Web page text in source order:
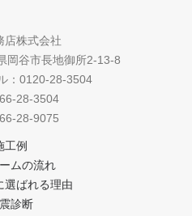
店株式会社
谷市長地御所2-13-8
：0120-28-3504
28-3504
28-9075
工例
ムの流れ
選ばれる理由
診断